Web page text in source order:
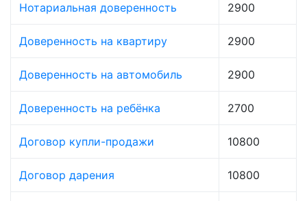
Нотариальная доверенность 2900
Доверенность на квартиру 2900
Доверенность на автомобиль 2900
Доверенность на ребёнка 2700
Договор купли-продажи 10800
Договор дарения 10800